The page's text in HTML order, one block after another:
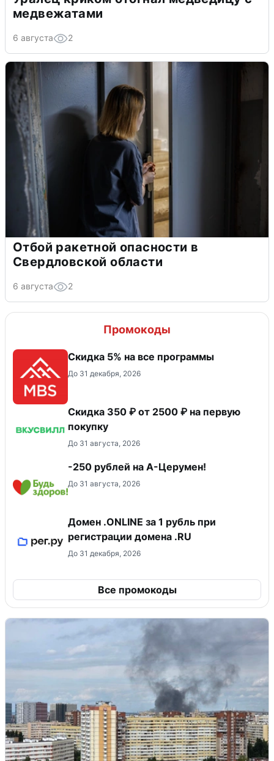
медвежатами
6 августа 2
Отбой ракетной опасности в
Свердловской области
6 августа 2
Промокоды
Скидка 5% на все программы
До 31 декабря, 2026
Скидка 350 ₽ от 2500 ₽ на первую
покупку
До 31 августа, 2026
-250 рублей на А-Церумен!
До 31 августа, 2026
Домен .ONLINE за 1 рубль при
регистрации домена .RU
До 31 декабря, 2026
Все промокоды